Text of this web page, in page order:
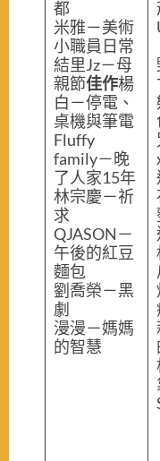
都
米雅－美術
小職員日常
結里Jz－母
親節佳作楊
白－停電、
桌機與筆電
Fluffy
family－晚
了人家15年
林宗慶－祈
求
QJASON－
午後的紅豆
麵包
劉喬榮－黑
劇
漫漫－媽媽
的智慧